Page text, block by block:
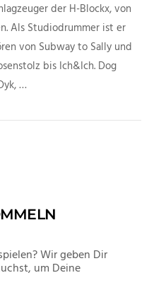
der H-Blockx, von
Als Studiodrummer ist er
von Subway to Sally und
bis Ich&Ich. Dog
…
Wir geben Dir
um Deine